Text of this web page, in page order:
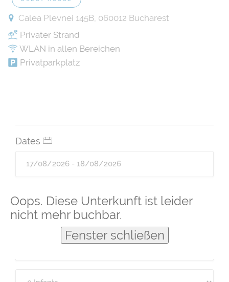
Oops. Diese Unterkunft ist leider
nicht mehr buchbar.
Fenster schließen
Calea Plevnei 145B, 060012 Bucharest
Privater Strand
WLAN in allen Bereichen
Privatparkplatz
Dates